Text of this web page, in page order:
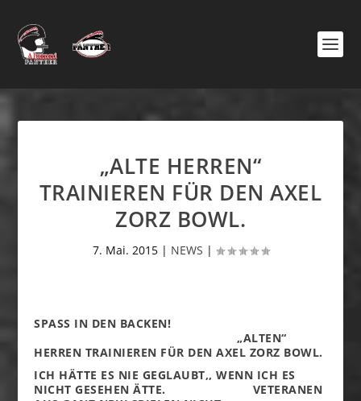
„ALTE HERREN“
TRAINIEREN FÜR DEN AXEL
ZORZ BOWL.
7. Mai. 2015| NEWS |
SPASS IN DEN BACKEN!
„ALTEN“ H
ERREN TRAINIEREN FÜR DEN AXEL ZORZ BOWL.
ICH HÄTTE ES NIE GEGLAUBT,, WENN ICH ES
NICHT GESEHEN ÄTTE. VETERANEN